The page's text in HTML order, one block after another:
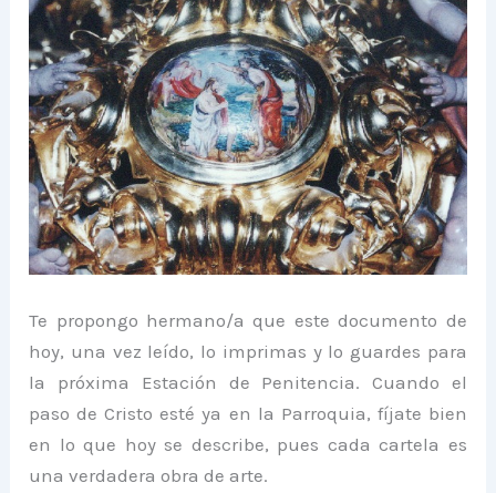
Te propongo hermano/a que este documento de
hoy, una vez leído, lo imprimas y lo guardes para
la próxima Estación de Penitencia. Cuando el
paso de Cristo esté ya en la Parroquia, fíjate bien
en lo que hoy se describe, pues cada cartela es
una verdadera obra de arte.